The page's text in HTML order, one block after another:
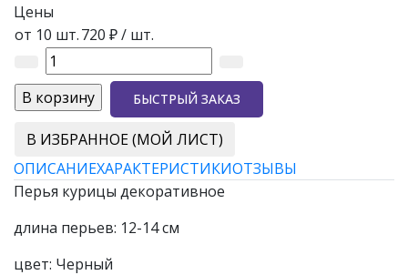
Цены
от 10 шт.720 ₽/ шт.
БЫСТРЫЙ ЗАКАЗ
В ИЗБРАННОЕ (МОЙ ЛИСТ)
ОПИСАНИЕХАРАКТЕРИСТИКИОТЗЫВЫ
Перья курицы декоративное
длина перьев: 12-14 см
цвет: Черный